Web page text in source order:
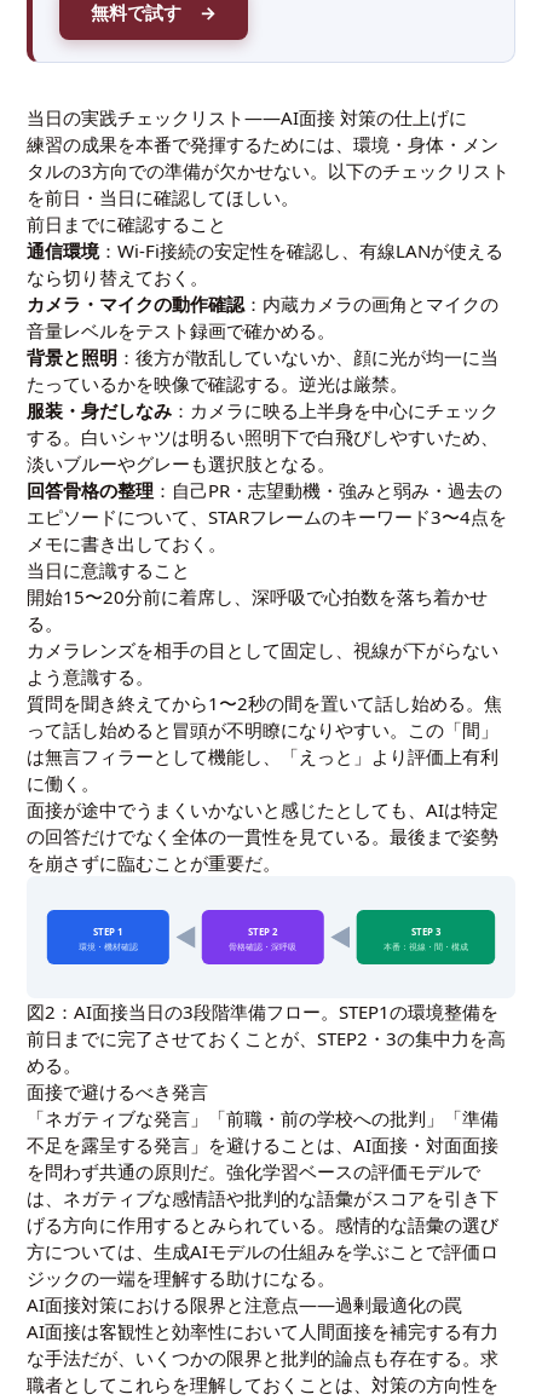
無料で試す →
当日の実践チェックリスト――AI面接 対策の仕上げに
練習の成果を本番で発揮するためには、環境・身体・メン
タルの3方向での準備が欠かせない。以下のチェックリスト
を前日・当日に確認してほしい。
前日までに確認すること
通信環境：Wi-Fi接続の安定性を確認し、有線LANが使える
なら切り替えておく。
カメラ・マイクの動作確認：内蔵カメラの画角とマイクの
音量レベルをテスト録画で確かめる。
背景と照明 ：後方が散乱していないか、顔に光が均一に当
たっているかを映像で確認する。逆光は厳禁。
服装・身だしなみ ：カメラに映る上半身を中心にチェック
する。白いシャツは明るい照明下で白飛びしやすいため、
淡いブルーやグレーも選択肢となる。
回答骨格の整理 ：自己PR・志望動機・強みと弱み・過去の
エピソードについて、STARフレームのキーワード3〜4点を
メモに書き出しておく。
当日に意識すること
開始15〜20分前に着席し、深呼吸で心拍数を落ち着かせ
る。
カメラレンズを相手の目として固定し、視線が下がらない
よう意識する。
質問を聞き終えてから1〜2秒の間を置いて話し始める。焦
って話し始めると冒頭が不明瞭になりやすい。この「間」
は無言フィラーとして機能し、「えっと」より評価上有利
に働く。
面接が途中でうまくいかないと感じたとしても、AIは特定
の回答だけでなく全体の一貫性を見ている。最後まで姿勢
を崩さずに臨むことが重要だ。
STEP 1
環境・機材確認
STEP 2
骨格確認・深呼吸
STEP 3
本番：視線・間・構成
図2：AI面接当日の3段階準備フロー。STEP1の環境整備を
前日までに完了させておくことが、STEP2・3の集中力を高
める。
面接で避けるべき発言
「ネガティブな発言」「前職・前の学校への批判」「準備
不足を露呈する発言」を避けることは、AI面接・対面面接
を問わず共通の原則だ。強化学習ベースの評価モデルで
は、ネガティブな感情語や批判的な語彙がスコアを引き下
げる方向に作用するとみられている。感情的な語彙の選び
方については、生成AIモデルの仕組みを学ぶことで評価ロ
ジックの一端を理解する助けになる。
AI面接対策における限界と注意点――過剰最適化の罠
AI面接は客観性と効率性において人間面接を補完する有力
な手法だが、いくつかの限界と批判的論点も存在する。求
職者としてこれらを理解しておくことは、対策の方向性を